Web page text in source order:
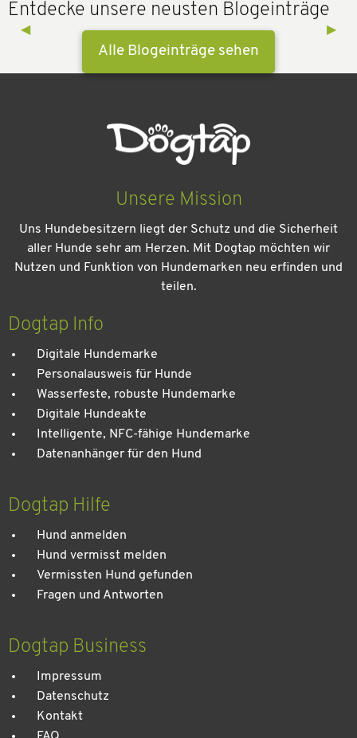
Entdecke unsere neusten Blogeinträge
Previous Slide
◀︎ Next
▶︎
Alle Blogeinträge sehen
Unsere Mission
Uns Hundebesitzern liegt der Schutz und die Sicherheit
aller Hunde sehr am Herzen. Mit Dogtap möchten wir
Nutzen und Funktion von Hundemarken neu erfinden und
teilen.
Dogtap Info
Digitale Hundemarke
Personalausweis für Hunde
Wasserfeste, robuste Hundemarke
Digitale Hundeakte
Intelligente, NFC-fähige Hundemarke
Datenanhänger für den Hund
Dogtap Hilfe
Hund anmelden
Hund vermisst melden
Vermissten Hund gefunden
Fragen und Antworten
Dogtap Business
Impressum
Datenschutz
Kontakt